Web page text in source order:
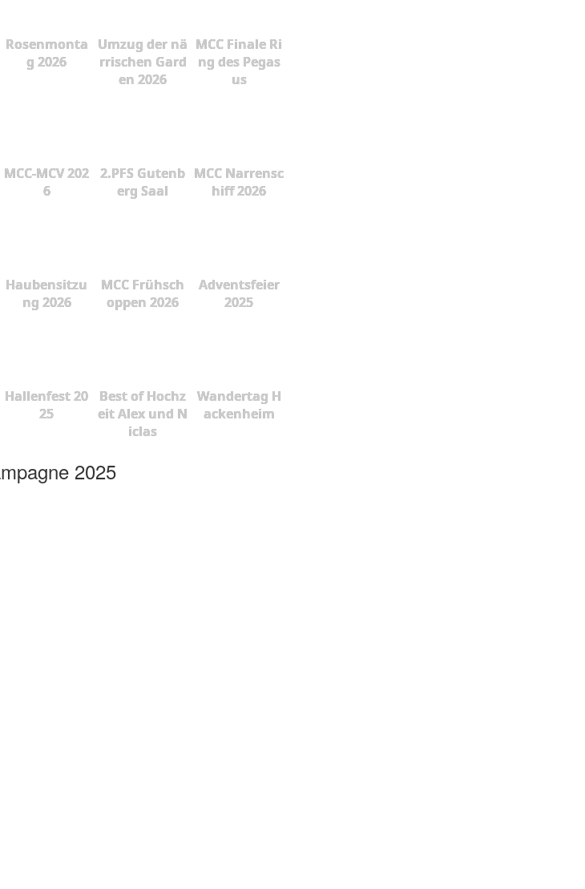
Rosenmonta
g 2026
Umzug der nä
rrischen Gard
en 2026
MCC Finale Ri
ng des Pegas
us
MCC-MCV 202
6
2.PFS Gutenb
erg Saal
MCC Narrensc
hiff 2026
Haubensitzu
ng 2026
MCC Frühsch
oppen 2026
Adventsfeier
2025
Hallenfest 20
25
Best of Hochz
eit Alex und N
iclas
Wandertag H
ackenheim
2025